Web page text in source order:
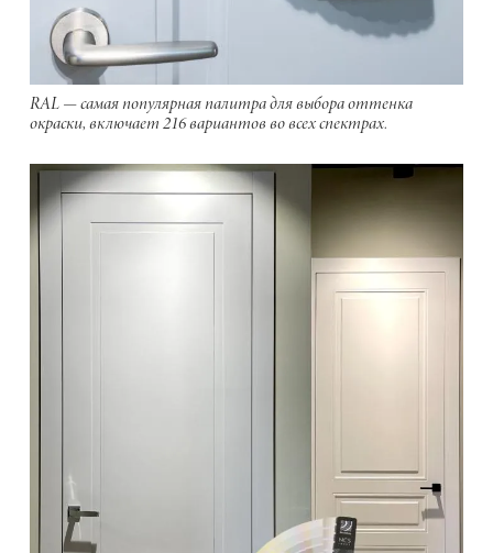
RAL — самая популярная палитра для выбора оттенка
окраски, включает 216 вариантов во всех спектрах.